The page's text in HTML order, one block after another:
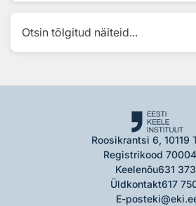
Otsin tõlgitud näiteid...
Roosikrantsi 6, 10119
Registrikood
Keelenõu631
Üldkontakt617
E-post